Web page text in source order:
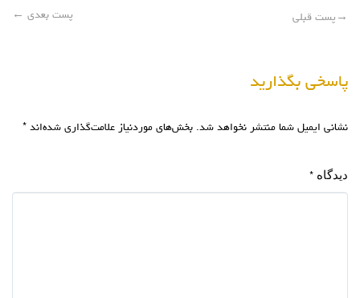
→ پست قبلی پست بعدی ←
پاسخی بگذارید
نشانی ایمیل شما منتشر نخواهد شد. بخش‌های موردنیاز علامت‌گذاری شده‌اند *
دیدگاه *